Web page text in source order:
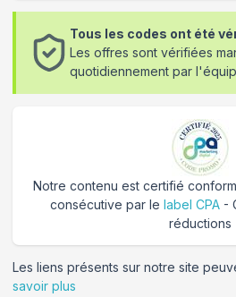
Tous les codes ont été
Les offres sont vérifiées
quotidiennement par
Notre contenu est certifié
consécutive par le label CPA -
réductions
Les liens présents sur notre site
savoir plus